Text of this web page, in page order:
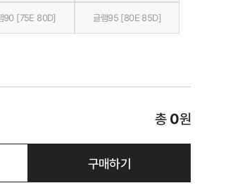
90 [75E 80D] 글램95 [80E 85D]
총 0원
구매하기